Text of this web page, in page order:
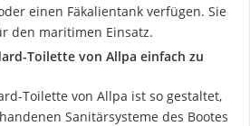
einen Fäkalientank verfügen. Sie
den maritimen Einsatz.
Toilette von Allpa einfach zu
Toilette von Allpa ist so gestaltet,
Sanitärsysteme des Bootes